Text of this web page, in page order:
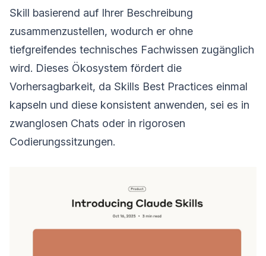
Skill basierend auf Ihrer Beschreibung
zusammenzustellen, wodurch er ohne
tiefgreifendes technisches Fachwissen zugänglich
wird. Dieses Ökosystem fördert die
Vorhersagbarkeit, da Skills Best Practices einmal
kapseln und diese konsistent anwenden, sei es in
zwanglosen Chats oder in rigorosen
Codierungssitzungen.